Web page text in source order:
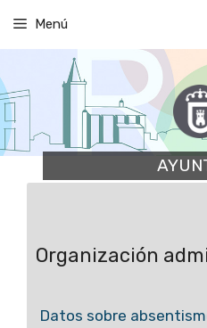
contenido
Menú
Organización
Datos sobre